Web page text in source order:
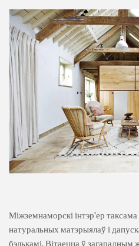
Міжземнаморскі інтэр'ер
натуральных матэрыялаў і
бэлькамі. Вітаецца ў загарадным